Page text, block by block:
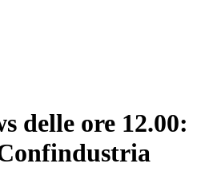
delle ore 12.00: